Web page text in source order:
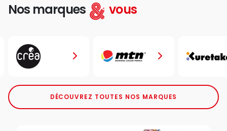
Nos marques vous
DÉCOUVREZ TOUTES NOS MARQUES